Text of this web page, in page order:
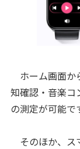
ホーム画面か
知確認・音楽コ
の測定が可能で
そのほか、ス